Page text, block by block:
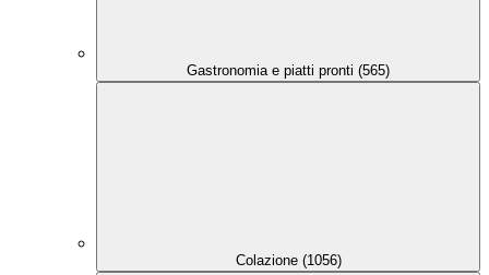
Gastronomia e piatti pronti (565)
Colazione (1056)